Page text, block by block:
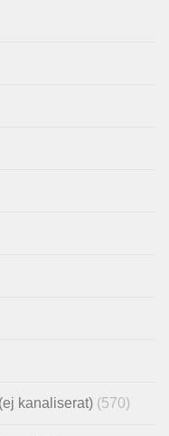
kanaliserat) (570)